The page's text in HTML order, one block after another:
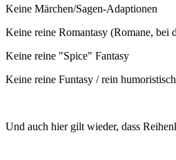
Keine Märchen/Sagen-Adaptionen
Keine reine Romantasy (Romane,
Keine reine "Spice" Fantasy
Keine reine Funtasy / rein
Und auch hier gilt wieder, dass